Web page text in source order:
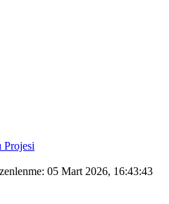
Projesi
: 05 Mart 2026, 16:43:43